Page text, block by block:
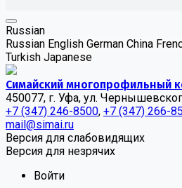
Russian
Russian English German China
Turkish Japanese
Симайский многопрофильный
450077, г. Уфа, ул.
+7 (347) 246-8500, +7 (347) 266-
mail@simai.ru
Версия для слабовидящих
Версия для незрячих
Войти